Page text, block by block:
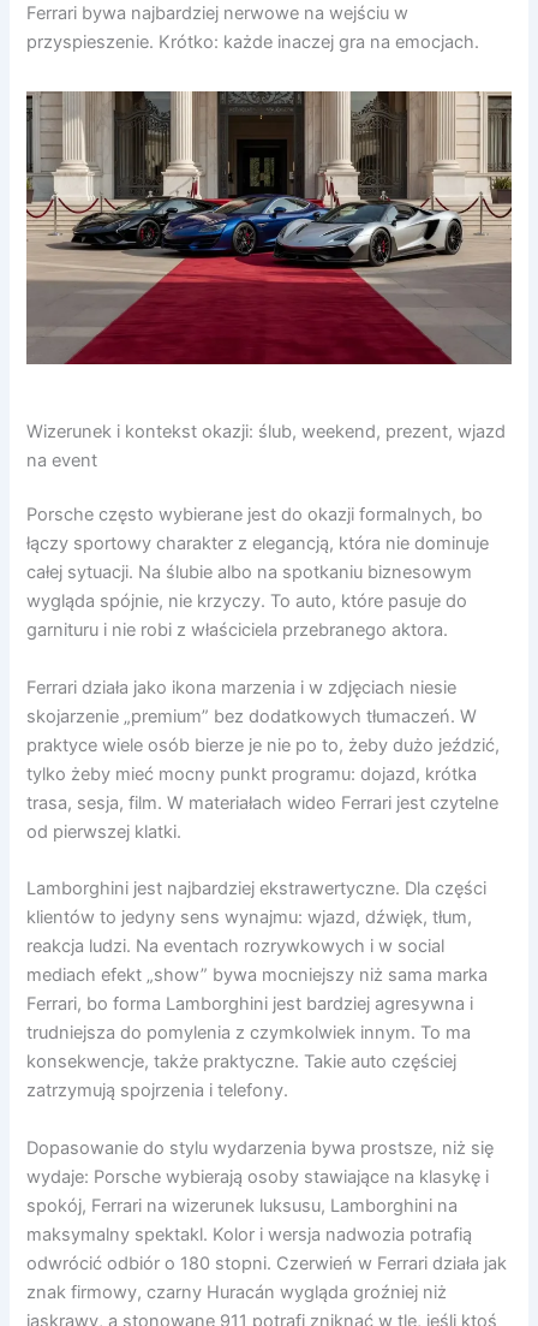
Ferrari bywa najbardziej nerwowe na wejściu w
przyspieszenie. Krótko: każde inaczej gra na emocjach.
Wizerunek i kontekst okazji: ślub, weekend, prezent, wjazd
na event
Porsche często wybierane jest do okazji formalnych, bo
łączy sportowy charakter z elegancją, która nie dominuje
całej sytuacji. Na ślubie albo na spotkaniu biznesowym
wygląda spójnie, nie krzyczy. To auto, które pasuje do
garnituru i nie robi z właściciela przebranego aktora.
Ferrari działa jako ikona marzenia i w zdjęciach niesie
skojarzenie „premium” bez dodatkowych tłumaczeń. W
praktyce wiele osób bierze je nie po to, żeby dużo jeździć,
tylko żeby mieć mocny punkt programu: dojazd, krótka
trasa, sesja, film. W materiałach wideo Ferrari jest czytelne
od pierwszej klatki.
Lamborghini jest najbardziej ekstrawertyczne. Dla części
klientów to jedyny sens wynajmu: wjazd, dźwięk, tłum,
reakcja ludzi. Na eventach rozrywkowych i w social
mediach efekt „show” bywa mocniejszy niż sama marka
Ferrari, bo forma Lamborghini jest bardziej agresywna i
trudniejsza do pomylenia z czymkolwiek innym. To ma
konsekwencje, także praktyczne. Takie auto częściej
zatrzymują spojrzenia i telefony.
Dopasowanie do stylu wydarzenia bywa prostsze, niż się
wydaje: Porsche wybierają osoby stawiające na klasykę i
spokój, Ferrari na wizerunek luksusu, Lamborghini na
maksymalny spektakl. Kolor i wersja nadwozia potrafią
odwrócić odbiór o 180 stopni. Czerwień w Ferrari działa jak
znak firmowy, czarny Huracán wygląda groźniej niż
jaskrawy, a stonowane 911 potrafi zniknąć w tle, jeśli ktoś